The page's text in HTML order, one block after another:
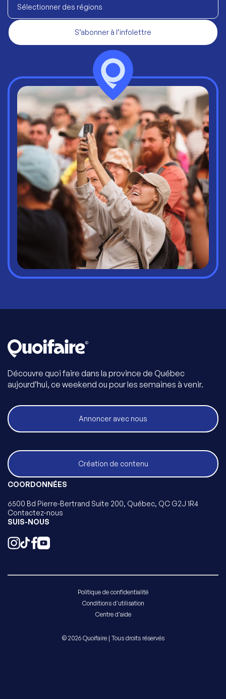
Sélectionner des régions
S’abonner à l’infolettre
Découvre quoi faire dans la province de Québec
aujourd’hui, ce weekend ou pour les semaines à venir.
Annoncer avec nous
Création de contenu
COORDONNÉES
6500 Bd Pierre-Bertrand Suite 200, Québec, QC G2J 1R4
Contactez-nous
SUIS-NOUS
Politique de confidentialité
Conditions d'utilisation
Centre d'aide
© 2026 Quoifaire | Tous droits réservés